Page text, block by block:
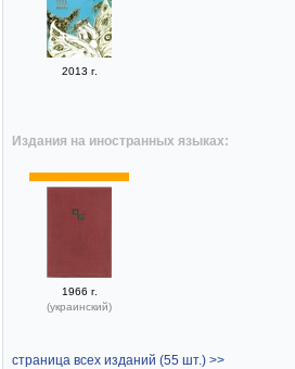
2013 г.
Издания на иностранных языках:
1966 г.
(украинский)
страница всех изданий (55 шт.) >>